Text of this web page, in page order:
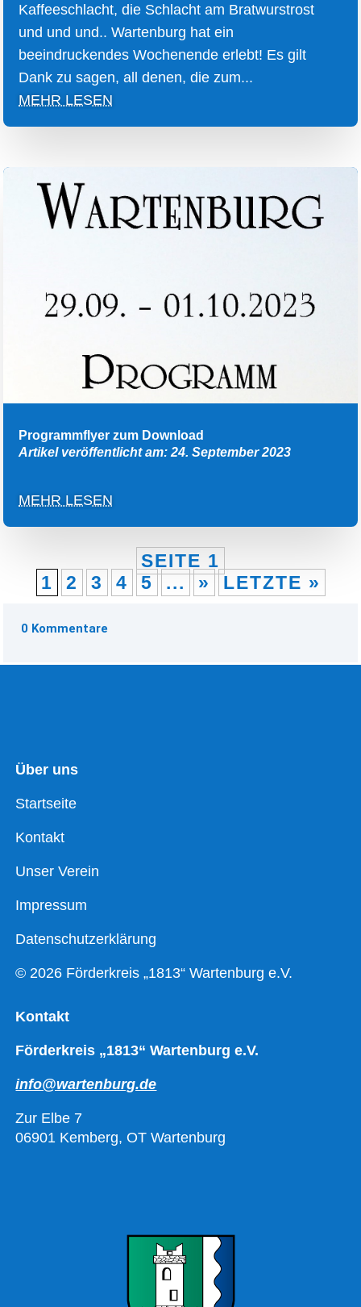
Kaffeeschlacht, die Schlacht am Bratwurstrost
und und und.. Wartenburg hat ein
beeindruckendes Wochenende erlebt! Es gilt
Dank zu sagen, all denen, die zum...
MEHR LESEN
Programmflyer zum Download
Artikel veröffentlicht am: 24. September 2023
MEHR LESEN
SEITE 1
1
2 3 4 5 ... » LETZTE »
0 Kommentare
Über uns
Startseite
Kontakt
Unser Verein
Impressum
Datenschutzerklärung
© 2026 Förderkreis „1813“ Wartenburg e.V.
Kontakt
Förderkreis „1813“ Wartenburg e.V.
info@wartenburg.de
Zur Elbe 7
06901 Kemberg, OT Wartenburg